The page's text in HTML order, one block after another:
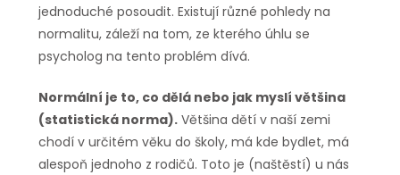
jednoduché posoudit. Existují různé pohledy na
normalitu, záleží na tom, ze kterého úhlu se
psycholog na tento problém dívá.
Normální je to, co dělá nebo jak myslí většina
(statistická norma).Většina dětí v naší zemi
chodí v určitém věku do školy, má kde bydlet, má
alespoň jednoho z rodičů. Toto je (naštěstí) u nás